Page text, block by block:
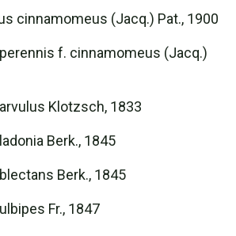
cinnamomeus (Jacq.) Pat., 1900
f. cinnamomeus (Jacq.)
Klotzsch, 1833
Berk., 1845
Berk., 1845
Fr., 1847